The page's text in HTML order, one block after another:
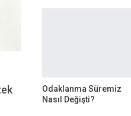
Odaklanma Süremiz
Nasıl Değişti?